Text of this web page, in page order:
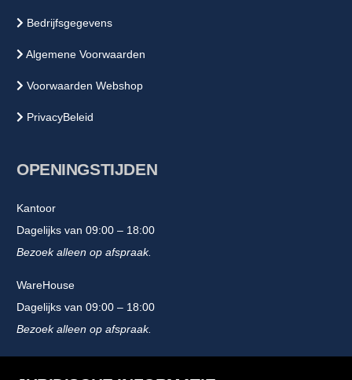
Bedrijfsgegevens
Algemene Voorwaarden
Voorwaarden Webshop
PrivacyBeleid
OPENINGSTIJDEN
Kantoor
Dagelijks van 09:00 – 18:00
Bezoek alleen op afspraak.
WareHouse
Dagelijks van 09:00 – 18:00
Bezoek alleen op afspraak.